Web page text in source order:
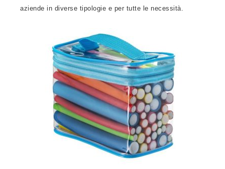
aziende in diverse tipologie e per tutte le necessità.